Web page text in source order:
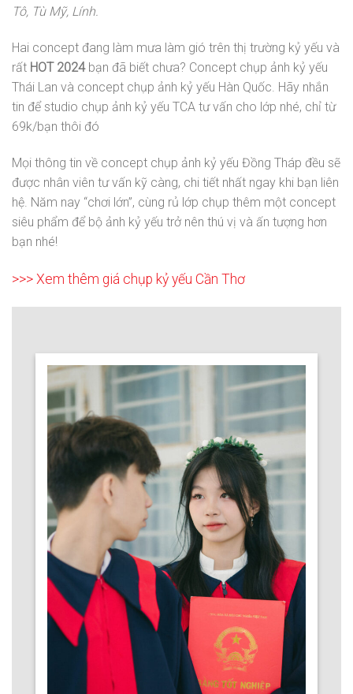
Tô, Tù Mỹ, Lính.
Hai concept đang làm mưa làm gió trên thị trường kỷ yếu và
rất HOT 2024bạn đã biết chưa? Concept chụp ảnh kỷ yếu
Thái Lan và concept chụp ảnh kỷ yếu Hàn Quốc. Hãy nhắn
tin để studio chụp ảnh kỷ yếu TCA tư vấn cho lớp nhé, chỉ từ
69k/bạn thôi đó
Mọi thông tin về concept chụp ảnh kỷ yếu Đồng Tháp đều sẽ
được nhân viên tư vấn kỹ càng, chi tiết nhất ngay khi bạn liên
hệ. Năm nay “chơi lớn”, cùng rủ lớp chụp thêm một concept
siêu phẩm để bộ ảnh kỷ yếu trở nên thú vị và ấn tượng hơn
bạn nhé!
>>> Xem thêm giá chụp kỷ yếu Cần Thơ